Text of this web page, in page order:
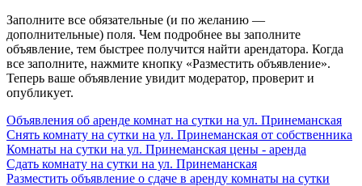
Заполните все обязательные (и по желанию —
дополнительные) поля. Чем подробнее вы заполните
объявление, тем быстрее получится найти арендатора. Когда
все заполните, нажмите кнопку «Разместить объявление».
Теперь ваше объявление увидит модератор, проверит и
опубликует.
Объявления об аренде комнат на сутки на ул. Принеманская
Снять комнату на сутки на ул. Принеманская от собственника
Комнаты на сутки на ул. Принеманская цены - аренда
Сдать комнату на сутки на ул. Принеманская
Разместить объявление о сдаче в аренду комнаты на сутки